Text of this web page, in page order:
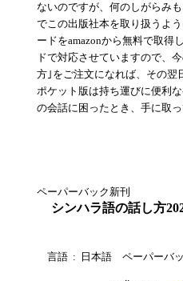
ないのですが、何のしがらみ
でこの出版社本を取り扱うよ
ードをamazonから無料で取得
ドで対応させていますので、
方｣をご注文になれば、その翌
ポケット版は持ち運びに便利
の会話に困ったとき、手に取っ
ペーパーバック新刊
シンハラ語の話し方
言語 ‏ : ‎ 日本語 ペーパーバック ‏ : ‎ 193ページ ‎ 11.2 x 1.24 x 17.4 cm(B6 small コンパクト版) ISBN-13 ‏ : ‎ 979- ‎